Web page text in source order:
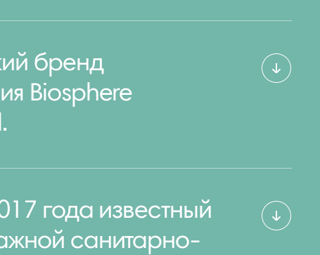
бренд
Biosphere
года известный
санитарно-